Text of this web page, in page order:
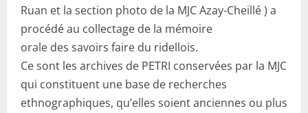
Ruan et la section photo de la MJC Azay-Cheillé ) a
procédé au collectage de la mémoire
orale des savoirs faire du ridellois.
Ce sont les archives de PETRI conservées par la MJC
qui constituent une base de recherches
ethnographiques, qu’elles soient anciennes ou plus